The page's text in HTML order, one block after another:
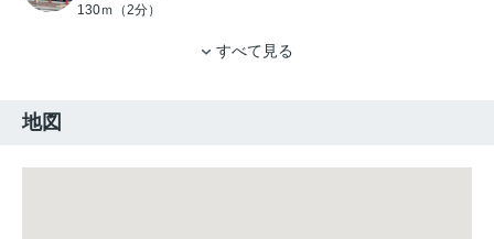
130ｍ（2分）
すべて見る
地図